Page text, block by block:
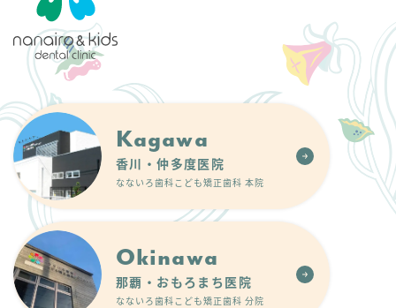
Kagawa
香川・仲多度医院
なないろ歯科こども矯正歯科 本院
Okinawa
那覇・おもろまち医院
なないろ歯科こども矯正歯科 分院